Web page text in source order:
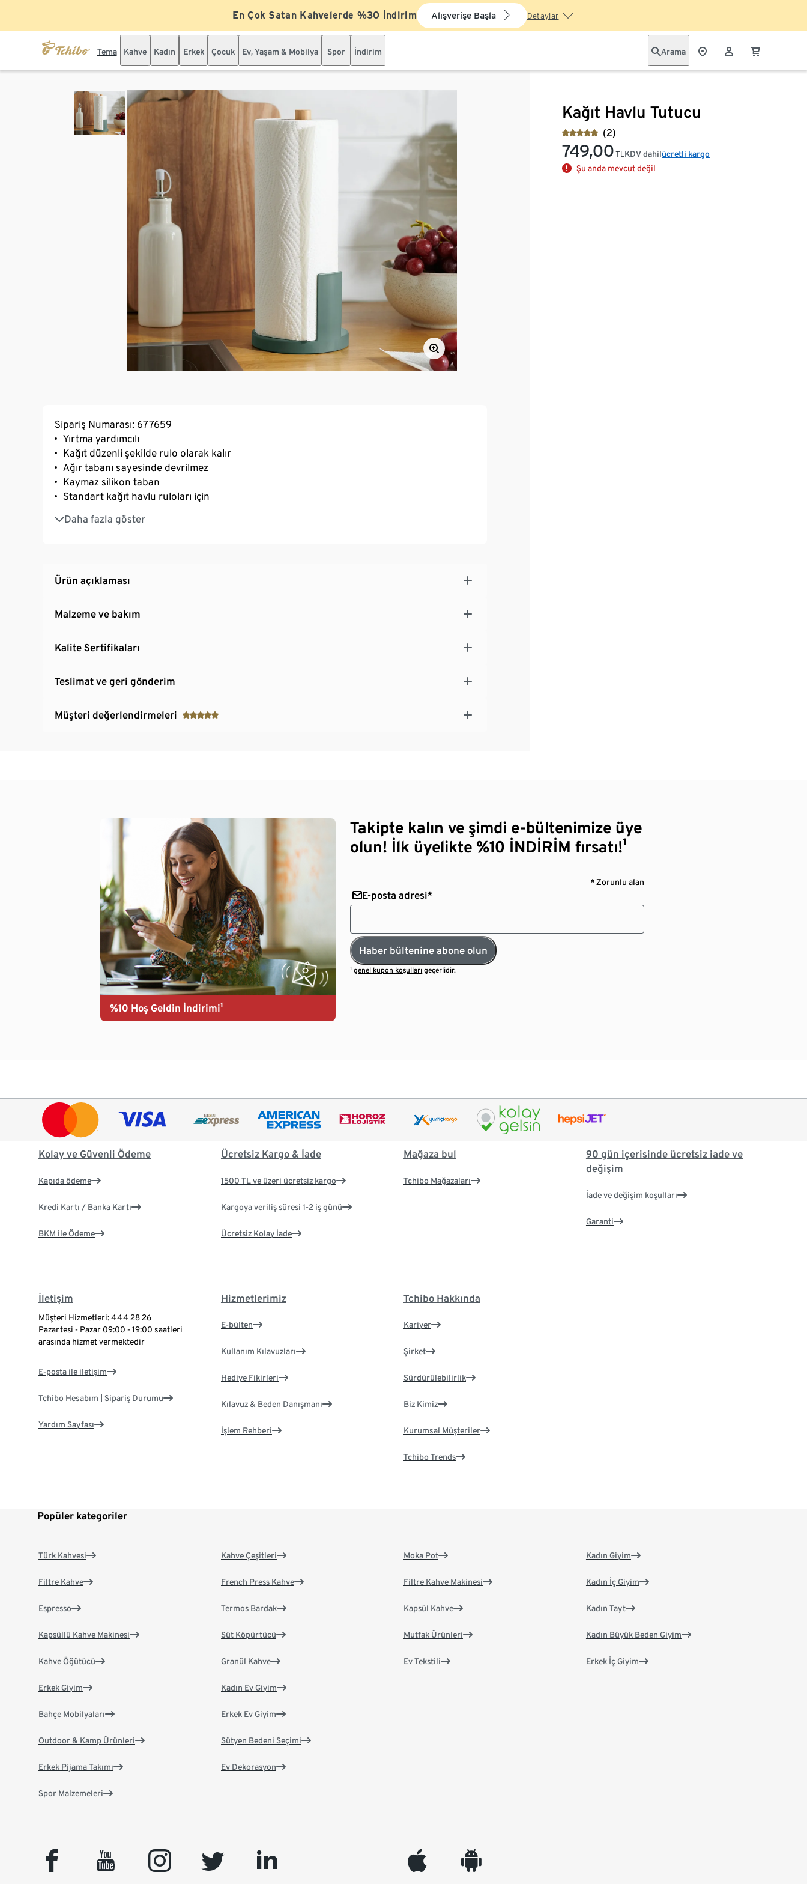
En Çok Satan Kahvelerde %30 İndirim Alışverişe Başla Detaylar
Tema Kahve Kadın Erkek Çocuk Ev, Yaşam & Mobilya Spor İndirim Arama
Kağıt Havlu Tutucu
(2)
749,00 TLKDV dahilücretli kargo
Şu anda mevcut değil
Sipariş Numarası: 677659
Yırtma yardımcılı
Kağıt düzenli şekilde rulo olarak kalır
Ağır tabanı sayesinde devrilmez
Kaymaz silikon taban
Standart kağıt havlu ruloları için
Daha fazla göster
Modern, sade tasarım
Ürün açıklaması
Malzeme ve bakım
Kalite Sertifikaları
Teslimat ve geri gönderim
Müşteri değerlendirmeleri
%10 Hoş Geldin İndirimi¹
Takipte kalın ve şimdi e-bültenimize üye
olun! İlk üyelikte %10 İNDİRİM fırsatı!¹
* Zorunlu alan
E-posta adresi*
Haber bültenine abone olun
¹genel kupon koşulları geçerlidir.
Kolay ve Güvenli Ödeme
Kapıda ödeme
Kredi Kartı / Banka Kartı
BKM ile Ödeme
Ücretsiz Kargo & İade
1500 TL ve üzeri ücretsiz kargo
Kargoya veriliş süresi 1-2 iş günü
Ücretsiz Kolay İade
Mağaza bul
Tchibo Mağazaları
90 gün içerisinde ücretsiz iade ve
değişim
İade ve değişim koşulları
Garanti
İletişim
Müşteri Hizmetleri: 444 28 26
Pazartesi - Pazar 09:00 - 19:00 saatleri
arasında hizmet vermektedir
E-posta ile iletişim
Tchibo Hesabım | Sipariş Durumu
Yardım Sayfası
Hizmetlerimiz
E-bülten
Kullanım Kılavuzları
Hediye Fikirleri
Kılavuz & Beden Danışmanı
İşlem Rehberi
Tchibo Hakkında
Kariyer
Şirket
Sürdürülebilirlik
Biz Kimiz
Kurumsal Müşteriler
Tchibo Trends
Popüler kategoriler
Türk Kahvesi
Filtre Kahve
Espresso
Kapsüllü Kahve Makinesi
Kahve Öğütücü
Kahve Çeşitleri
French Press Kahve
Termos Bardak
Süt Köpürtücü
Granül Kahve
Moka Pot
Filtre Kahve Makinesi
Kapsül Kahve
Mutfak Ürünleri
Ev Tekstili
Kadın Giyim
Kadın İç Giyim
Kadın Tayt
Kadın Büyük Beden Giyim
Erkek İç Giyim
Erkek Giyim
Bahçe Mobilyaları
Outdoor & Kamp Ürünleri
Erkek Pijama Takımı
Spor Malzemeleri
Kadın Ev Giyim
Erkek Ev Giyim
Sütyen Bedeni Seçimi
Ev Dekorasyon
facebook youtube instagram twitter linkedin appleinc android